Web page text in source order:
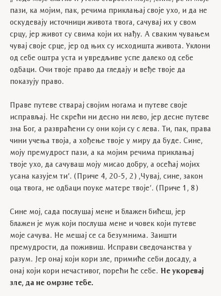
пази, ка мојим, пак, речима приклањај своје ухо, и да не
оскудевају источници живота твога, сачувај их у свом
срцу, јер живот су свима који их нађу. А сваким чувањем
чувај своје срце, јер од њих су исходишта живота. Уклони
од себе оштра уста и увредљиве успе далеко од себе
одбаци. Очи твоје право да гледају и веђе твоје да
показују право.
Праве путеве стварај својим ногама и путеве своје
исправљај. Не скрећи ни десно ни лево, јер десне путеве
зна Бог, а развраћени су они који су с лева. Ти, пак, права
чини учења твоја, а хођење твоје у миру да буде. Сине,
моју премудрост пази, а ка мојим речима приклањај
твоје ухо, да сачуваш моју мисао добру, а осећај мојих
усана казујем ти’. (Приче 4, 20-5, 2) ,Чувај, сине, закон
оца твога, не одбаци поуке матере твоје’. (Приче 1, 8)
Сине мој, сада послушај мене и блажен бићеш, јер
блажен је муж који послуша мене и човек који путеве
моје сачува. Не мешај се са безумнима. Заишти
премудрости, да поживиш. Исправи сведочанства у
разум. Јер онај који кори зле, примиће себи досаду, а
онај који кори нечастивог, порећи ће себе. Не укоревај
зле, да не омрзне тебе.